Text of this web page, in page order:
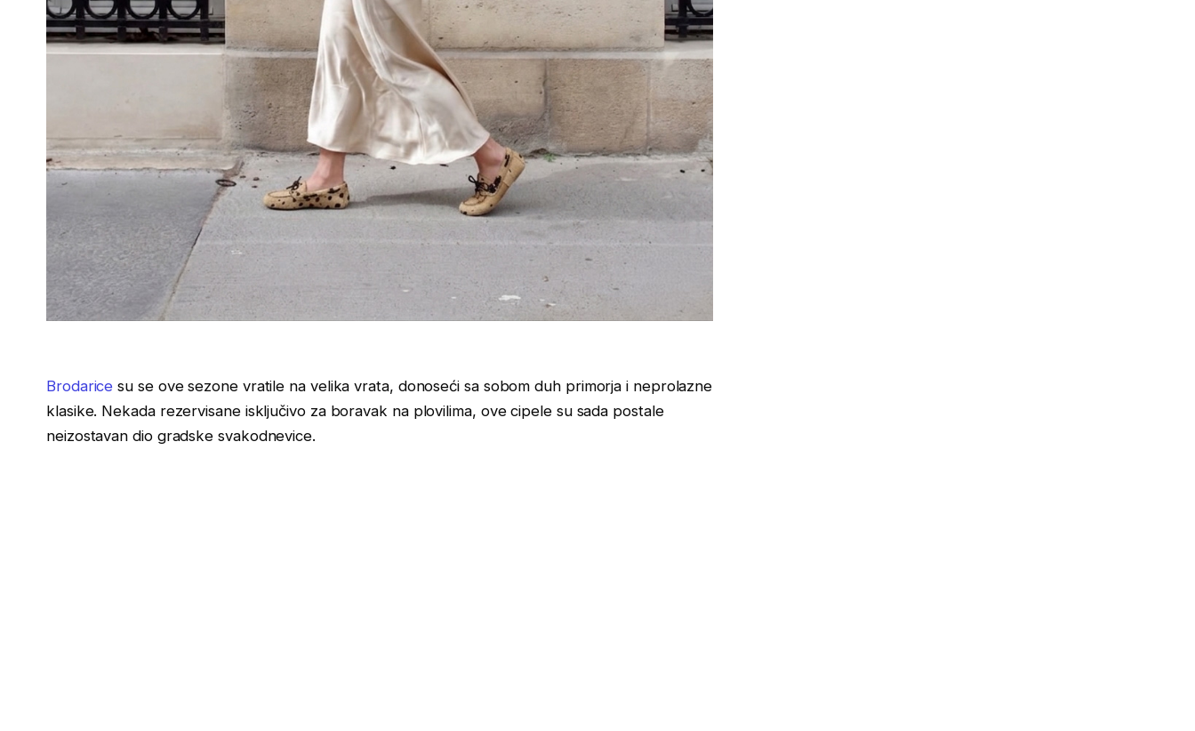
Brodarice su se ove sezone vratile na velika vrata, donoseći sa sobom duh primorja i neprolazne
klasike. Nekada rezervisane isključivo za boravak na plovilima, ove cipele su sada postale
neizostavan dio gradske svakodnevice.